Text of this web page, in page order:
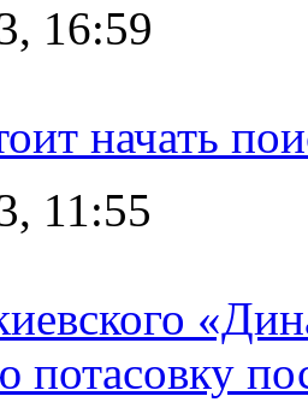
16:59
начать
11:55
потасовку